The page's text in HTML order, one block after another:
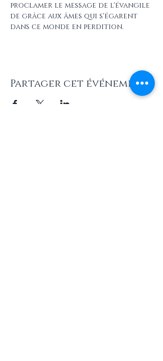
proclamer le message de l'évangile
de grâce aux âmes qui s'égarent
dans ce monde en perdition.
Partager cet événement